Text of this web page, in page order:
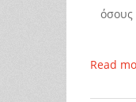
όσους
Read